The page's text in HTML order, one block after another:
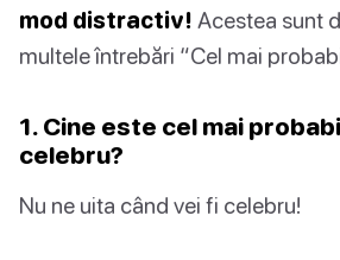
mod distractiv! Acestea sunt
multele întrebări “Cel mai
1. Cine este cel mai
celebru?
Nu ne uita când vei fi celebru!